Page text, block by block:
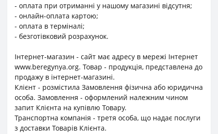
- оплата при отриманні у нашому магазині відсутня;
- онлайн-оплата картою;
- оплата в терміналі;
- безготівковий розрахунок.
Інтернет-магазин - сайт має адресу в мережі Інтернет
www.beregynya.org. Товар - продукція, представлена до
продажу в інтернет-магазині.
Клієнт - розмістила Замовлення фізична або юридична
особа. Замовлення - оформлений належним чином
запит Клієнта на купівлю Товару.
Транспортна компанія - третя особа, що надає послуги
з доставки Товарів Клієнта.